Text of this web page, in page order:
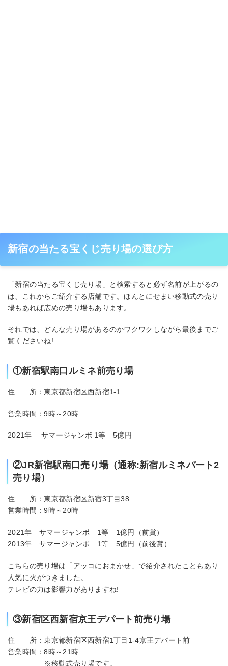
新宿の当たる宝くじ売り場の選び方
「新宿の当たる宝くじ売り場」と検索すると必ず名前が上がるの
は、これからご紹介する店舗です。ほんとにせまい移動式の売り
場もあれば広めの売り場もあります。
それでは、どんな売り場があるのかワクワクしながら最後までご
覧くださいね!
①新宿駅南口ルミネ前売り場
住 所：東京都新宿区西新宿1-1
営業時間：9時～20時
2021年 サマージャンボ 1等 5億円
②JR新宿駅南口売り場（通称:新宿ルミネパート2
売り場）
住 所：東京都新宿区新宿3丁目38
営業時間：9時～20時
2021年 サマージャンボ 1等 1億円（前賞）
2013年 サマージャンボ 1等 5億円（前後賞）
こちらの売り場は「アッコにおまかせ」で紹介されたこともあり
人気に火がつきました。
テレビの力は影響力がありますね!
③新宿区西新宿京王デパート前売り場
住 所：東京都新宿区西新宿1丁目1-4京王デパート前
営業時間：8時～21時
※移動式売り場です。